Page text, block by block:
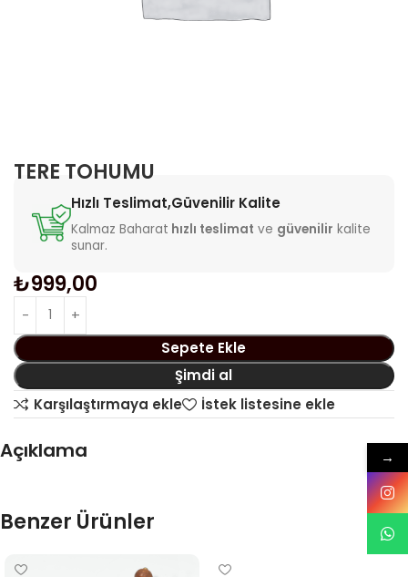
TERE TOHUMU
Hızlı Teslimat,Güvenilir Kalite
Kalmaz Baharat hızlı teslimat ve güvenilir kalite
sunar.
₺999,00
Sepete Ekle
Şimdi al
Karşılaştırmaya ekle
İstek listesine ekle
Açıklama
Benzer Ürünler
→